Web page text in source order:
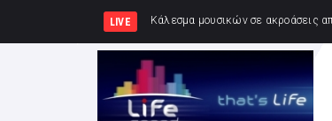
LIVE ΔΕΛΤΙΟ ΚΑΙΡΟΥ για Παρασκευή 7/8